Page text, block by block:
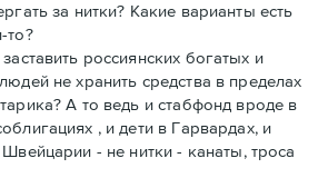
за нитки? Какие варианты есть
то?
россиянских богатых и
не хранить средства в пределах
А то ведь и стабфонд вроде в
, и дети в Гарвардах, и
- не нитки - канаты, троса